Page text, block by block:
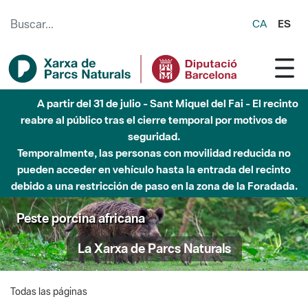
CA ES
A partir del 31 de julio - Sant Miquel del Fai - El recinto
reabre al público tras el cierre temporal por motivos de
seguridad.
Temporalmente, las personas con movilidad reducida no
pueden acceder en vehículo hasta la entrada del recinto
debido a una restricción de paso en la zona de la Foradada.
Peste porcina africana
La Xarxa de Parcs Naturals
Todas las páginas